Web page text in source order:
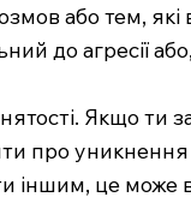
або тем,
до агресії
Якщо
про
це може